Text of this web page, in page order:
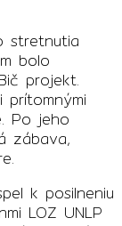
stretnutia
bolo
projekt.
Po jeho
zábava,
k posilneniu
LOZ UNLP